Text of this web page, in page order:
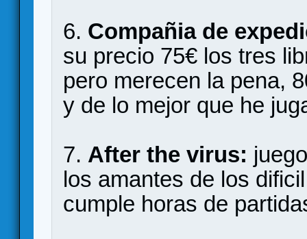
6. Compañia de
su precio 75€ los tres
pero merecen la pena,
y de lo mejor que he
7. After the virus:
los amantes de los
cumple horas de